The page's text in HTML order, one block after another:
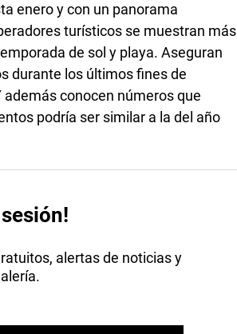
enero y con un panorama
turísticos se muestran más
de sol y playa. Aseguran
durante los últimos fines de
conocen números que
podría ser similar a la del año
alertas de noticias y